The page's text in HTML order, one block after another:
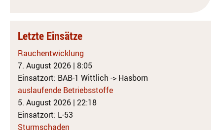
Letzte Einsätze
Rauchentwicklung
7. August 2026 | 8:05
Einsatzort: BAB-1 Wittlich -> Hasborn
auslaufende Betriebsstoffe
5. August 2026 | 22:18
Einsatzort: L-53
Sturmschaden